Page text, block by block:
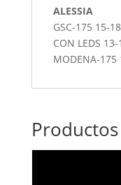
ALESSIA
GSC-175 15-
CON LEDS
MODENA-175